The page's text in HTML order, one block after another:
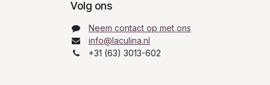
Volg ons
Neem contact op met ons
info@laculina.nl
+31 (63) 3013-602